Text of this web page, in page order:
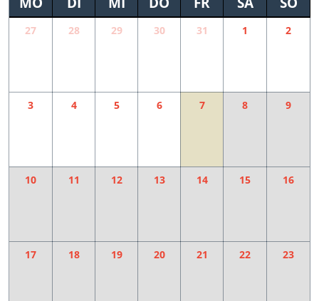
27 28 29 30 31 1 2
3 4 5 6 7 8 9
10 11 12 13 14 15 16
17 18 19 20 21 22 23